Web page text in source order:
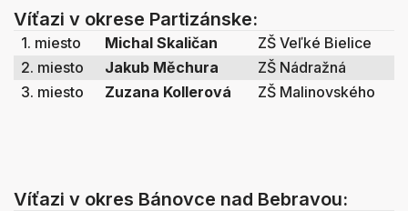
Víťazi v okrese Partizánske:
1. miesto Michal Skaličan
ZŠ Veľké Bielice
2. miesto
Jakub Měchura
ZŠ Nádražná
3. miesto
Zuzana Kollerová ZŠ Malinovského
Víťazi v okres Bánovce nad Bebravou: